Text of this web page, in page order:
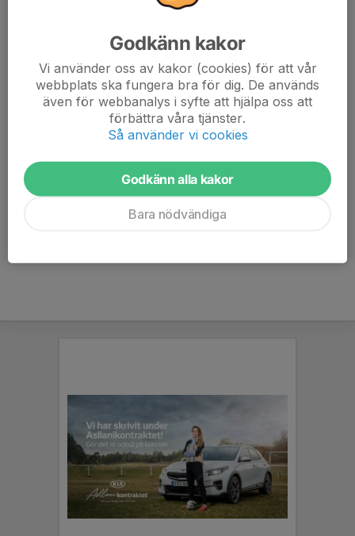
Camilla Hansson
073-142 69 75
Anders Jönsson
Assisterande tränare
Mobil visas bara för inloggade
Simon Arenbo
Mobil visas bara för inloggade
Godkänn kakor
Vi använder oss av kakor (cookies) för att vår
webbplats ska fungera bra för dig. De används
även för webbanalys i syfte att hjälpa oss att
förbättra våra tjänster.
Så använder vi cookies
Godkänn alla kakor
Bara nödvändiga